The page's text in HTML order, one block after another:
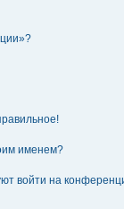
именем?
войти на